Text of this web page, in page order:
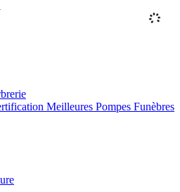
Meilleures Pompes Funèbres